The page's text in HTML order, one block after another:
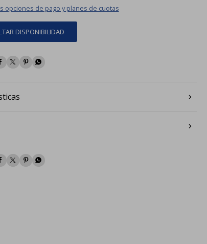
opciones de pago y planes de cuotas
DISPONIBILIDAD
  
  